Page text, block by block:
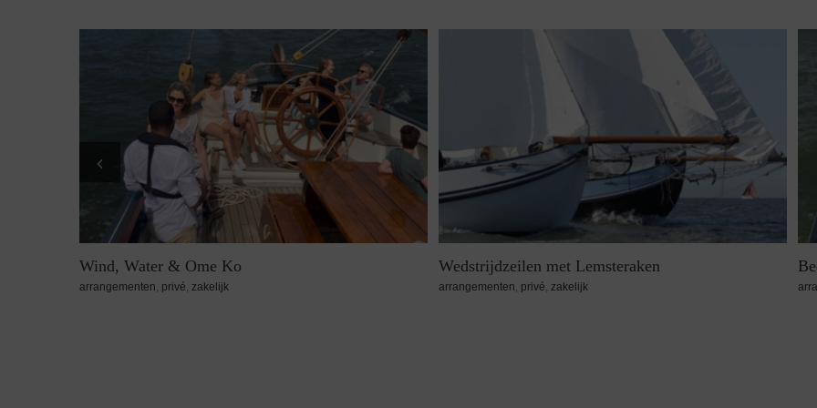
Personeelsuitje zeilen met je team
arrangementen, zakelijk
Zeilen naar de Marker Wadden
arrangementen, privé, zakelijk